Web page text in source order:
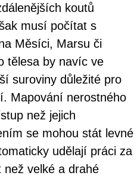
koutů
musí počítat s
Měsíci, Marsu či
tělesa by navíc ve
suroviny důležité pro
Mapování nerostného
než jejich
se mohou stát levné
udělají práci za
velké a drahé